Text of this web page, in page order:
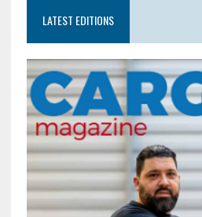
LATEST EDITIONS